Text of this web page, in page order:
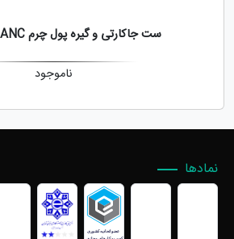
ست جاکارتی و گیره پول چرم MONT BLANC
ناموجود
نمادها